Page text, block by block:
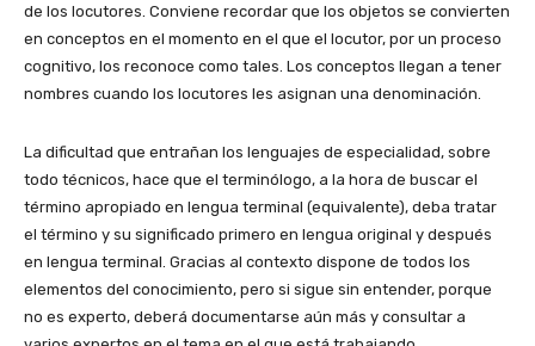
de los locutores. Conviene recordar que los objetos se convierten
en conceptos en el momento en el que el locutor, por un proceso
cognitivo, los reconoce como tales. Los conceptos llegan a tener
nombres cuando los locutores les asignan una denominación.
La dificultad que entrañan los lenguajes de especialidad, sobre
todo técnicos, hace que el terminólogo, a la hora de buscar el
término apropiado en lengua terminal (equivalente), deba tratar
el término y su significado primero en lengua original y después
en lengua terminal. Gracias al contexto dispone de todos los
elementos del conocimiento, pero si sigue sin entender, porque
no es experto, deberá documentarse aún más y consultar a